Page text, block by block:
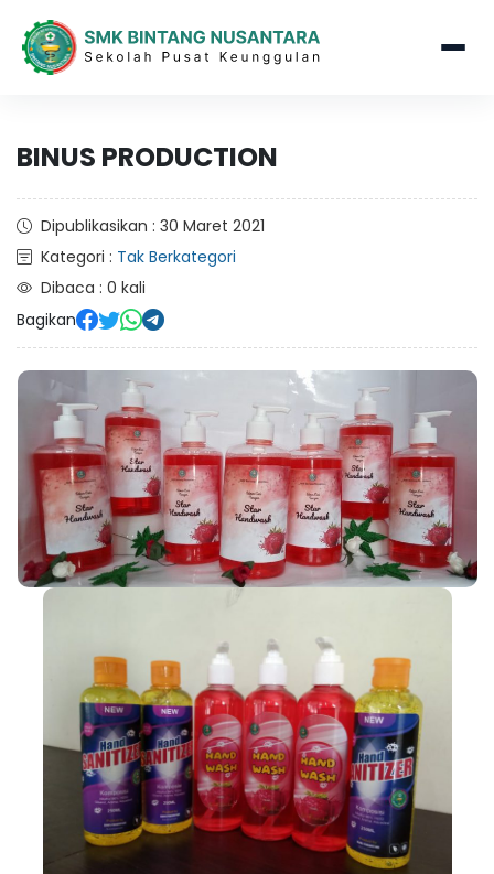
BINUS PRODUCTION
Dipublikasikan : 30 Maret 2021
Kategori : Tak Berkategori
Dibaca : 0 kali
Bagikan